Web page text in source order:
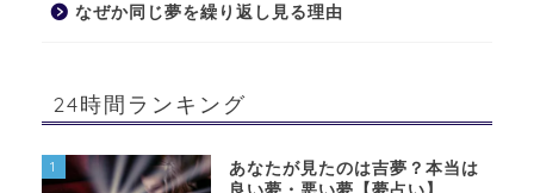
なぜか同じ夢を繰り返し見る理由
24時間ランキング
1
あなたが見たのは吉夢？本当は